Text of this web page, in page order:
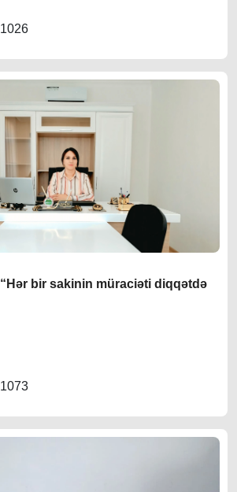
1026
“Hər bir sakinin müraciəti diqqətdə
1073